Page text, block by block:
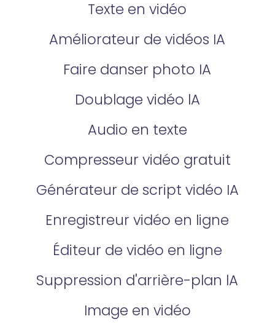
Texte en vidéo
Améliorateur de vidéos IA
Faire danser photo IA
Doublage vidéo lA
Audio en texte
Compresseur vidéo gratuit
Générateur de script vidéo IA
Enregistreur vidéo en ligne
Éditeur de vidéo en ligne
Suppression d'arrière-plan lA
Image en vidéo